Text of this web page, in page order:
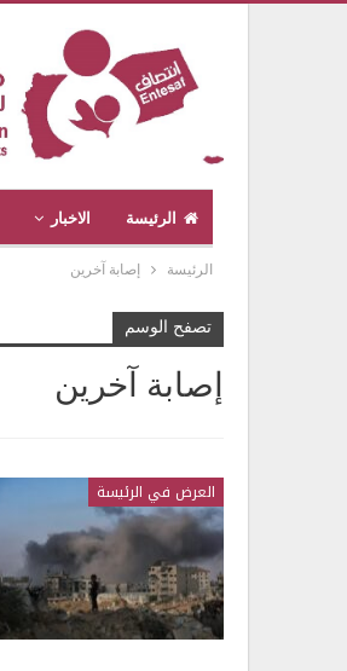
الرئيسة الاخبار
الرئيسة إصابة آخرين
تصفح الوسم
إصابة آخرين
العرض في الرئيسة